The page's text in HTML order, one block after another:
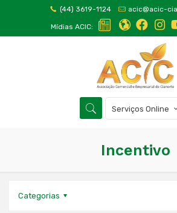
(44) 3619-1124 acic@acic-
Mídias ACIC:
Serviços Online
Incentivo
Categorias